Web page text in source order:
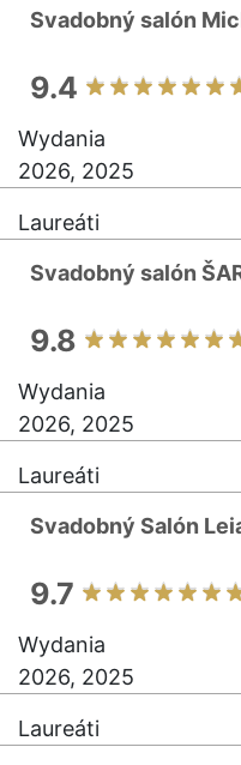
Svadobný salón
9.4
Wydania
2026, 2025
Laureáti
Svadobný salón
9.8
Wydania
2026, 2025
Laureáti
Svadobný Salón
9.7
Wydania
2026, 2025
Laureáti